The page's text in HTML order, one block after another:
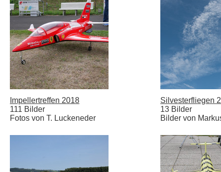
Impellertreffen 2018
111 Bilder
Fotos von T. Luckeneder
Silvesterfliegen
13 Bilder
Bilder von